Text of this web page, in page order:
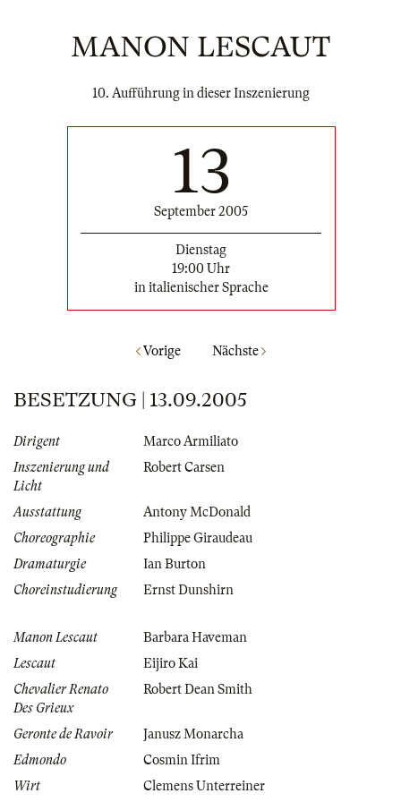
MANON LESCAUT
10. Aufführung in dieser Inszenierung
13
September 2005
Dienstag
19:00 Uhr
in italienischer Sprache
Vorige Nächste
BESETZUNG | 13.09.2005
Dirigent
Marco Armiliato
Inszenierung und
Licht
Robert Carsen
Ausstattung
Antony McDonald
Choreographie
Philippe Giraudeau
Dramaturgie
Ian Burton
Choreinstudierung
Ernst Dunshirn
Manon Lescaut
Barbara Haveman
Lescaut
Eijiro Kai
Chevalier Renato
Des Grieux
Robert Dean Smith
Geronte de Ravoir
Janusz Monarcha
Edmondo
Cosmin Ifrim
Wirt
Clemens Unterreiner